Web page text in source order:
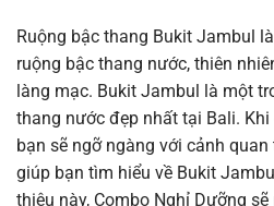
Ruộng bậc thang Bukit Jambul
ruộng bậc thang nước, thiên
làng mạc. Bukit Jambul là một
thang nước đẹp nhất tại Bali.
bạn sẽ ngỡ ngàng với cảnh
giúp bạn tìm hiểu về Bukit
thiệu này, Combo Nghỉ Dưỡng